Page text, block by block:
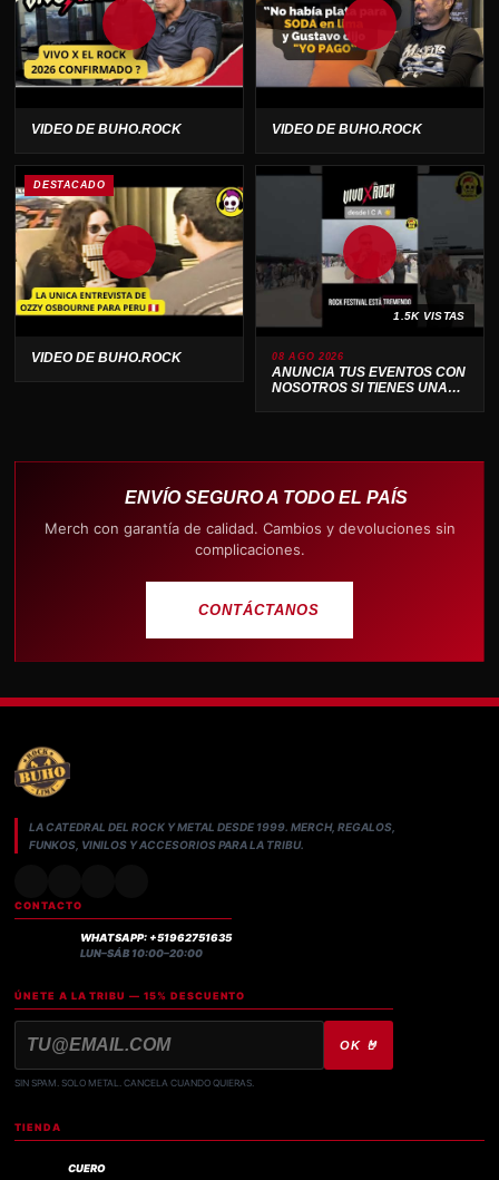
VIDEO DE BUHO.ROCK VIDEO DE BUHO.ROCK
DESTACADO
VIDEO DE BUHO.ROCK
1.5K VISTAS
08 AGO 2026
ANUNCIA TUS EVENTOS CON
NOSOTROS SI TIENES UNA
ENVÍO SEGURO A TODO EL PAÍS
Merch con garantía de calidad. Cambios y devoluciones sin
complicaciones.
CONTÁCTANOS
LA CATEDRAL DEL ROCK Y METAL DESDE 1999. MERCH, REGALOS,
FUNKOS, VINILOS Y ACCESORIOS PARA LA TRIBU.
CONTACTO
WHATSAPP: +51962751635
LUN–SÁB 10:00–20:00
ÚNETE A LA TRIBU — 15% DESCUENTO
OK 🤘
SIN SPAM. SOLO METAL. CANCELA CUANDO QUIERAS.
TIENDA
CUERO